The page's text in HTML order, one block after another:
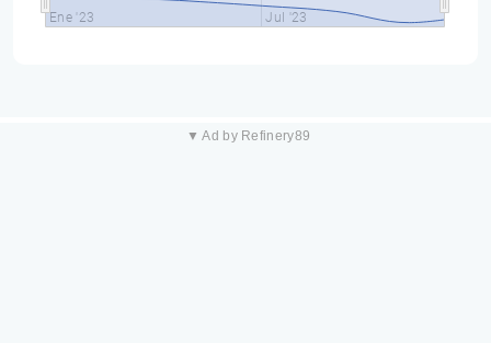
Ene '23 Jul '23
▼ Ad by Refinery89